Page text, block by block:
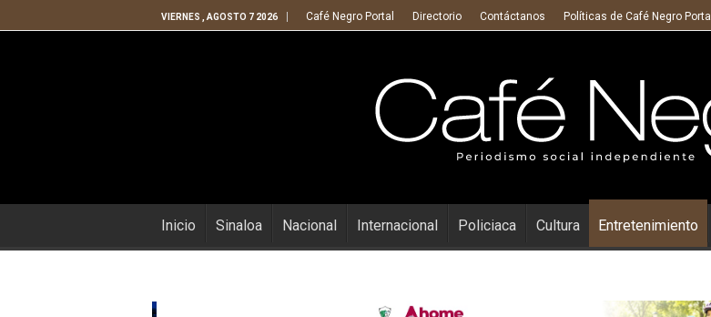
VIERNES , AGOSTO 7 2026 Café Negro Portal Directorio Contáctanos Políticas de Café Negro Portal
Inicio Sinaloa Nacional Internacional Policiaca Cultura Entretenimiento